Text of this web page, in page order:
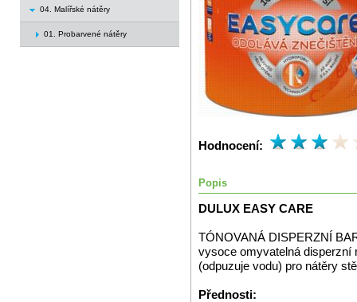
04. Malířské nátěry
01. Probarvené nátěry
Hodnocení:
Popis
DULUX EASY CARE
TÓNOVANÁ DISPERZNÍ
vysoce omyvatelná disperzní
(odpuzuje vodu) pro nátěry
Přednosti: